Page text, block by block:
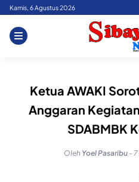
Skip
content
Kamis, 6 Agustus 2026
Ketua AWAKI
Anggaran
SDABMBK
Oleh Yoel Pasaribu -